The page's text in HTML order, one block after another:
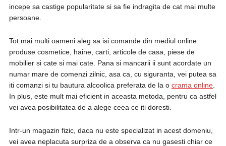
incepe sa castige popularitate si sa fie indragita de cat mai multe
persoane.
Tot mai multi oameni aleg sa isi comande din mediul online
produse cosmetice, haine, carti, articole de casa, piese de
mobilier si cate si mai cate. Pana si mancarii ii sunt acordate un
numar mare de comenzi zilnic, asa ca, cu siguranta, vei putea sa
iti comanzi si tu bautura alcoolica preferata de la o crama online.
In plus, este mult mai eficient in aceasta metoda, pentru ca astfel
vei avea posibilitatea de a alege ceea ce iti doresti.
Intr-un magazin fizic, daca nu este specializat in acest domeniu,
vei avea neplacuta surpriza de a observa ca nu gasesti chiar ce